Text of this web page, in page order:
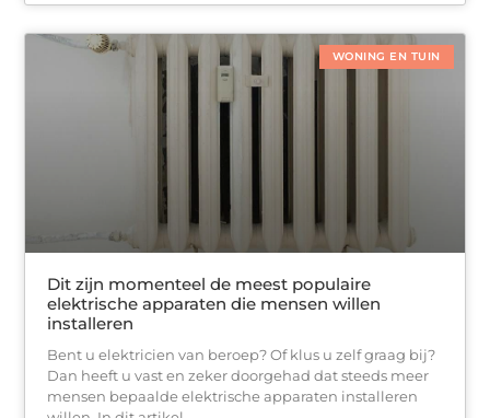
WONING EN TUIN
Dit zijn momenteel de meest populaire
elektrische apparaten die mensen willen
installeren
Bent u elektricien van beroep? Of klus u zelf graag bij?
Dan heeft u vast en zeker doorgehad dat steeds meer
mensen bepaalde elektrische apparaten installeren